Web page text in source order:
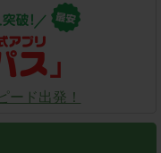
ード出発！